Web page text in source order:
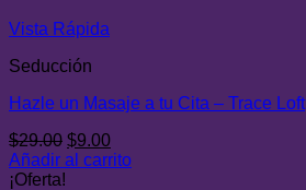
$25.00.
Vista Rápida
Seducción
Hazle un Masaje a tu Cita – Trace Loft
$29.00 El
precio
$9.00El
precio
Añadir al carrito
¡Oferta!